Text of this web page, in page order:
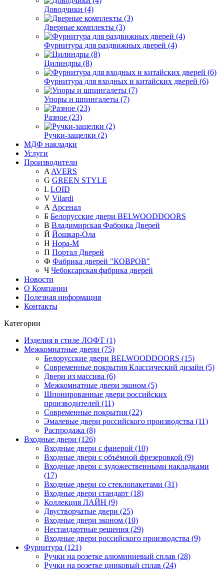
Доводчики (4)
Дверные комплекты (3)
Фурнитура для раздвижных дверей (4)
Цилиндры (8)
Фурнитура для входных и китайских дверей (6)
Упоры и шпингалеты (7)
Разное (23)
Ручки-защелки (2)
МДФ накладки
Услуги
Производители
A AVERS
G GREEN STYLE
L LOID
V Vilardi
А Арсенал
Б Белорусские двери BELWOODDOORS
В Владимирская Фабрика Дверей
Й Йошкар-Ола
Н Нора-М
П Портал Дверей
Ф Фабрика дверей "КОВРОВ"
Ч Чебоксарская фабрика дверей
Новости
О Компании
Полезная информация
Контакты
Категории
Изделия в стиле ЛОФТ (1)
Межкомнатные двери (75)
Белорусские двери BELWOODDOORS (15)
Современные покрытия Классический дизайн (5)
Двери из массива (6)
Межкомнатные двери эконом (5)
Шпонированные двери российских
производителей (11)
Современные покрытия (22)
Эмалевые двери российского производства (11)
Распродажа (8)
Входные двери (126)
Входные двери с фанерой (10)
Входные двери с объёмной фрезеровкой (9)
Входные двери с художественными накладками
(17)
Входные двери со стеклопакетами (31)
Входные двери стандарт (18)
Коллекция ЛАЙН (9)
Двустворчатые двери (25)
Входные двери эконом (10)
Нестандартные решения (29)
Входные двери российского производства (9)
Фурнитура (121)
Ручки на розетке алюминиевый сплав (28)
Ручки на розетке цинковый сплав (24)